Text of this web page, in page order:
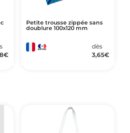
€
Petite trousse zippée sans
doublure 100x120 mm
dès
3,65€